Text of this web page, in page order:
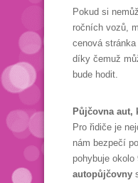
Pokud si
ročních vozů,
cenová
díky čemuž
bude hodit.
Půjčovna aut,
Pro řidiče je
nám bezpečí
pohybuje
autopůjčovny